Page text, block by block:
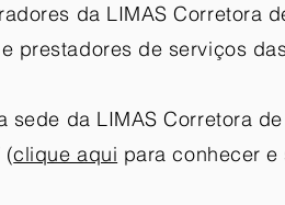
da LIMAS Corretora
prestadores de serviços
da LIMAS Corretora
(clique aqui para conhecer e